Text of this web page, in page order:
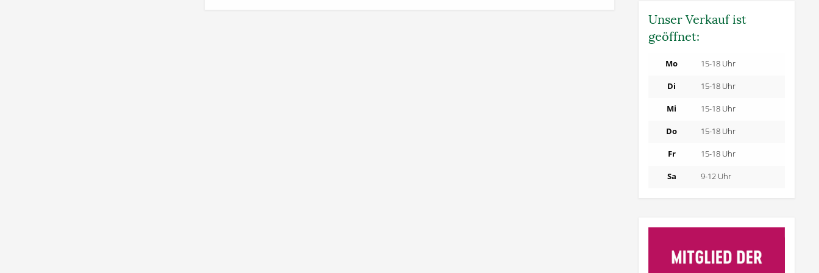
Unser Verkauf ist
geöffnet:
Mo 15-18 Uhr
Di 15-18 Uhr
Mi 15-18 Uhr
Do 15-18 Uhr
Fr 15-18 Uhr
Sa 9-12 Uhr